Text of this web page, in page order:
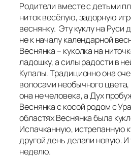
Родители вместе с детьми
ниток весёлую, задорную
веснянку. Эту куклу на Руси
не к началу календарной
Веснянка – куколка на
ладошку, а силы радости в
Купалы. Традиционно она
волосами необычного
она не человека, а Дух
Веснянка с косой родом с
областях Веснянка была
Испачканную, истрепанную
другой день делали новую.
неделю.